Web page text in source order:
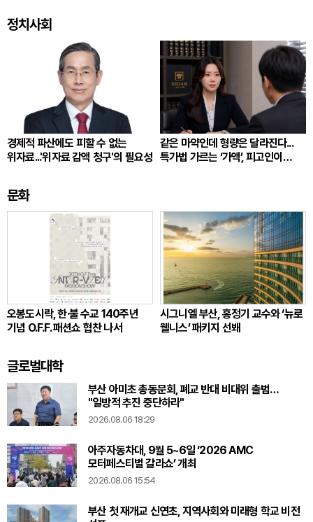
정치사회
경제적 파산에도 피할 수 없는
위자료...'위자료 감액 청구'의 필요성
같은 마약인데 형량은 달라진다...
특가법 가르는 ‘가액’, 피고인이
문화
오봉도시락, 한·불 수교 140주년
기념 O.F.F. 패션쇼 협찬 나서
시그니엘 부산, 홍정기 교수와 ‘뉴로
웰니스’ 패키지 선봬
글로벌대학
부산 아미초 총동문회, 폐교 반대 비대위 출범…
"일방적 추진 중단하라"
2026.08.06 18:29
아주자동차대, 9월 5~6일 ‘2026 AMC
모터페스티벌 갈라쇼’ 개최
2026.08.06 15:54
부산 첫 재개교 신연초, 지역사회와 미래형 학교 비전